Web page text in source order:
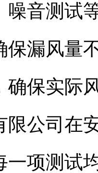
噪音测试
保漏风量
确保实际
限公司在
一项测试